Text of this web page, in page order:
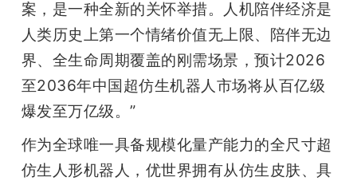
案，是一种全新的关怀举措。人机陪伴经济是
人类历史上第一个情绪价值无上限、陪伴无边
界、全生命周期覆盖的刚需场景，预计2026
至2036年中国超仿生机器人市场将从百亿级
爆发至万亿级。”
作为全球唯一具备规模化量产能力的全尺寸超
仿生人形机器人，优世界拥有从仿生皮肤、具